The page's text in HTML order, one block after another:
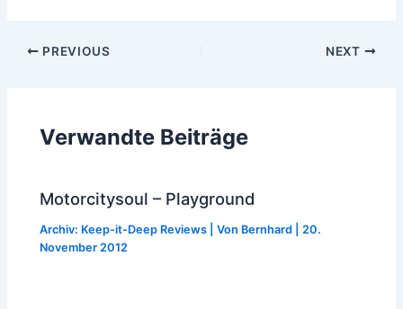
Post
PREVIOUS NEXT
Verwandte Beiträge
Motorcitysoul – Playground
Archiv: Keep-it-Deep Reviews | Von Bernhard
20.
November 2012